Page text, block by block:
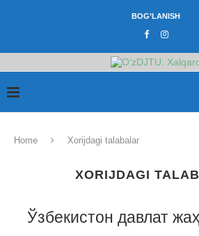
BOG’LANISH
Home Xorijdagi talabalar
XORIJDAGI
Ўзбекистон давлат